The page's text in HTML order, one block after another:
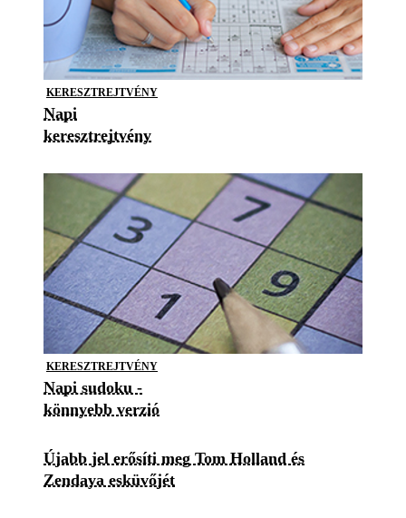
KERESZTREJTVÉNY
Napi
keresztrejtvény
KERESZTREJTVÉNY
Napi sudoku -
könnyebb verzió
Újabb jel erősíti meg Tom Holland és
Zendaya esküvőjét